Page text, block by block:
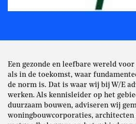
Een gezonde en leefbare wereld
als in de toekomst, waar
de norm is. Dat is waar wij bij W/E
werken. Als kennisleider op het
duurzaam bouwen, adviseren wij
woningbouwcorporaties, architecten